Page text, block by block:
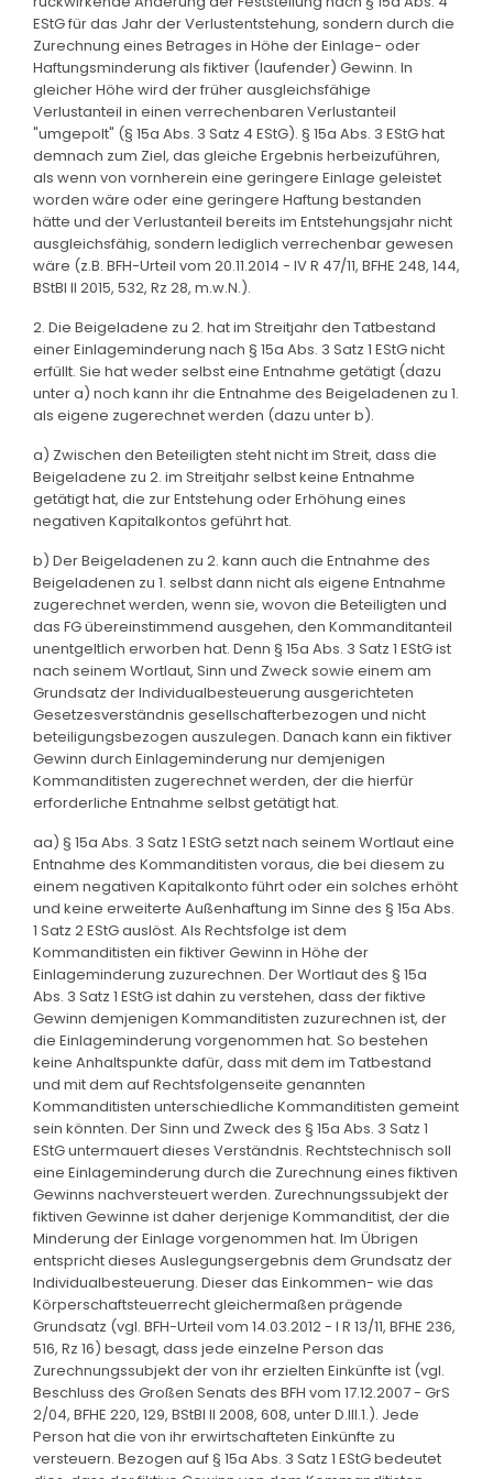
EStG für das Jahr der Verlustentstehung, sondern durch die
Zurechnung eines Betrages in Höhe der Einlage- oder
Haftungsminderung als fiktiver (laufender) Gewinn. In
gleicher Höhe wird der früher ausgleichsfähige
Verlustanteil in einen verrechenbaren Verlustanteil
"umgepolt" (§ 15a Abs. 3 Satz 4 EStG). § 15a Abs. 3 EStG hat
demnach zum Ziel, das gleiche Ergebnis herbeizuführen,
als wenn von vornherein eine geringere Einlage geleistet
worden wäre oder eine geringere Haftung bestanden
hätte und der Verlustanteil bereits im Entstehungsjahr nicht
ausgleichsfähig, sondern lediglich verrechenbar gewesen
wäre (z.B. BFH-Urteil vom 20.11.2014 - IV R 47/11, BFHE 248, 144,
BStBl II 2015, 532, Rz 28, m.w.N.).
2. Die Beigeladene zu 2. hat im Streitjahr den Tatbestand
einer Einlageminderung nach § 15a Abs. 3 Satz 1 EStG nicht
erfüllt. Sie hat weder selbst eine Entnahme getätigt (dazu
unter a) noch kann ihr die Entnahme des Beigeladenen zu 1.
als eigene zugerechnet werden (dazu unter b).
a) Zwischen den Beteiligten steht nicht im Streit, dass die
Beigeladene zu 2. im Streitjahr selbst keine Entnahme
getätigt hat, die zur Entstehung oder Erhöhung eines
negativen Kapitalkontos geführt hat.
b) Der Beigeladenen zu 2. kann auch die Entnahme des
Beigeladenen zu 1. selbst dann nicht als eigene Entnahme
zugerechnet werden, wenn sie, wovon die Beteiligten und
das FG übereinstimmend ausgehen, den Kommanditanteil
unentgeltlich erworben hat. Denn § 15a Abs. 3 Satz 1 EStG ist
nach seinem Wortlaut, Sinn und Zweck sowie einem am
Grundsatz der Individualbesteuerung ausgerichteten
Gesetzesverständnis gesellschafterbezogen und nicht
beteiligungsbezogen auszulegen. Danach kann ein fiktiver
Gewinn durch Einlageminderung nur demjenigen
Kommanditisten zugerechnet werden, der die hierfür
erforderliche Entnahme selbst getätigt hat.
aa) § 15a Abs. 3 Satz 1 EStG setzt nach seinem Wortlaut eine
Entnahme des Kommanditisten voraus, die bei diesem zu
einem negativen Kapitalkonto führt oder ein solches erhöht
und keine erweiterte Außenhaftung im Sinne des § 15a Abs.
1 Satz 2 EStG auslöst. Als Rechtsfolge ist dem
Kommanditisten ein fiktiver Gewinn in Höhe der
Einlageminderung zuzurechnen. Der Wortlaut des § 15a
Abs. 3 Satz 1 EStG ist dahin zu verstehen, dass der fiktive
Gewinn demjenigen Kommanditisten zuzurechnen ist, der
die Einlageminderung vorgenommen hat. So bestehen
keine Anhaltspunkte dafür, dass mit dem im Tatbestand
und mit dem auf Rechtsfolgenseite genannten
Kommanditisten unterschiedliche Kommanditisten gemeint
sein könnten. Der Sinn und Zweck des § 15a Abs. 3 Satz 1
EStG untermauert dieses Verständnis. Rechtstechnisch soll
eine Einlageminderung durch die Zurechnung eines fiktiven
Gewinns nachversteuert werden. Zurechnungssubjekt der
fiktiven Gewinne ist daher derjenige Kommanditist, der die
Minderung der Einlage vorgenommen hat. Im Übrigen
entspricht dieses Auslegungsergebnis dem Grundsatz der
Individualbesteuerung. Dieser das Einkommen- wie das
Körperschaftsteuerrecht gleichermaßen prägende
Grundsatz (vgl. BFH-Urteil vom 14.03.2012 - I R 13/11, BFHE 236,
516, Rz 16) besagt, dass jede einzelne Person das
Zurechnungssubjekt der von ihr erzielten Einkünfte ist (vgl.
Beschluss des Großen Senats des BFH vom 17.12.2007 - GrS
2/04, BFHE 220, 129, BStBl II 2008, 608, unter D.III.1.). Jede
Person hat die von ihr erwirtschafteten Einkünfte zu
versteuern. Bezogen auf § 15a Abs. 3 Satz 1 EStG bedeutet